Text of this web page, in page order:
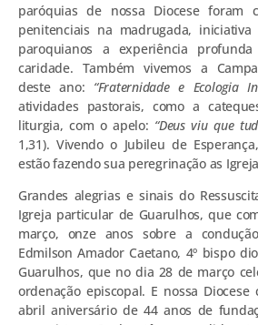
paróquias de nossa Diocese foram
penitenciais na madrugada,
paroquianos a experiência
caridade. Também vivemos a
deste ano: “Fraternidade e Ecologia
atividades pastorais, como a
liturgia, com o apelo: “Deus viu que
1,31). Vivendo o Jubileu de
estão fazendo sua peregrinação as
Grandes alegrias e sinais do
Igreja particular de Guarulhos, que
março, onze anos sobre a
Edmilson Amador Caetano, 4º bispo
Guarulhos, que no dia 28 de março
ordenação episcopal. E nossa
abril aniversário de 44 anos de